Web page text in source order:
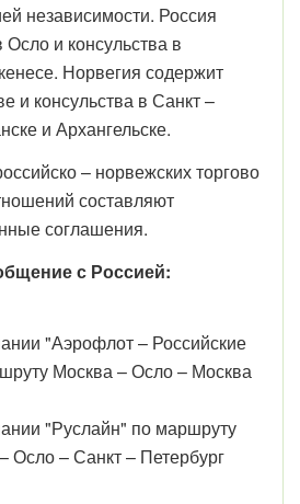
независимости. Россия
и консульства в
Норвегия содержит
и консульства в Санкт –
и Архангельске.
– норвежских торгово
составляют
соглашения.
с Россией:
"Аэрофлот – Российские
Москва – Осло – Москва
"Руслайн" по маршруту
Осло – Санкт – Петербург